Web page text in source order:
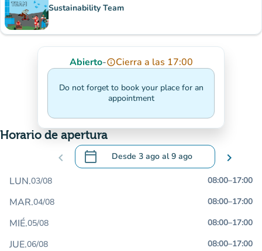
Sustainability Team
Abierto-info_outlineCierra a las 17:00
Do not forget to book your place for an
appointment
Horario de apertura
chevron_left calendar_today Desde 3 ago al9 ago
.Abra el calendario para cambiar las
chevron_right
LUN.03/08 08:00–17:00
MAR.04/08 08:00–17:00
MIÉ.05/08 08:00–17:00
JUE.06/08 08:00–17:00